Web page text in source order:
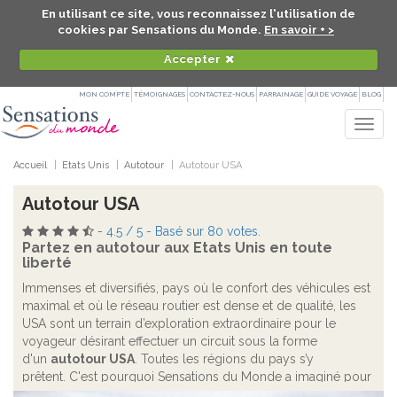
En utilisant ce site, vous reconnaissez l'utilisation de
cookies par Sensations du Monde. En savoir + >
Accepter
MON COMPTE TÉMOIGNAGES CONTACTEZ-NOUS PARRAINAGE GUIDE VOYAGE BLOG
Accueil Etats Unis Autotour Autotour USA
Autotour USA
- 4.5 / 5 - Basé sur 80 votes.
Partez en autotour aux Etats Unis en toute
liberté
Immenses et diversifiés, pays où le confort des véhicules est
maximal et où le réseau routier est dense et de qualité, les
USA sont un terrain d’exploration extraordinaire pour le
voyageur désirant effectuer un circuit sous la forme
d'un autotour USA . Toutes les régions du pays s’y
prêtent. C'est pourquoi Sensations du Monde a imaginé pour